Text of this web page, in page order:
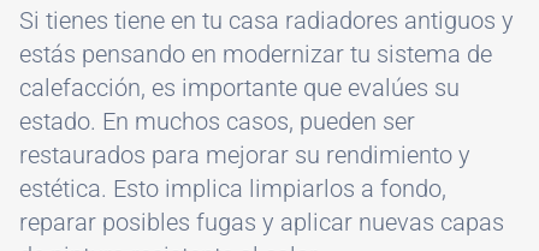
Si tienes tiene en tu casa radiadores antiguos y
estás pensando en modernizar tu sistema de
calefacción, es importante que evalúes su
estado. En muchos casos, pueden ser
restaurados para mejorar su rendimiento y
estética. Esto implica limpiarlos a fondo,
reparar posibles fugas y aplicar nuevas capas